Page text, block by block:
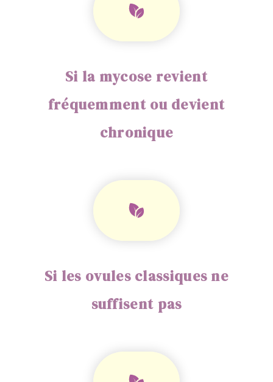
Si la mycose revient
fréquemment ou devient
chronique
Si les ovules classiques ne
suffisent pas